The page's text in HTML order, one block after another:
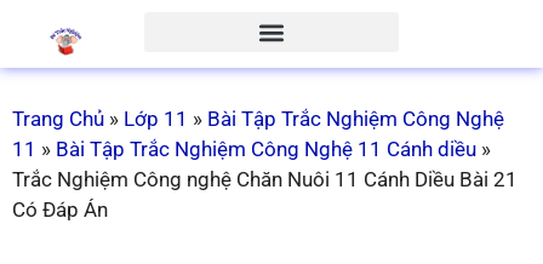
Trang Chủ » Lớp 11 » Bài Tập Trắc Nghiệm Công Nghệ
11 » Bài Tập Trắc Nghiệm Công Nghệ 11 Cánh diều »
Trắc Nghiệm Công nghệ Chăn Nuôi 11 Cánh Diều Bài 21
Có Đáp Án